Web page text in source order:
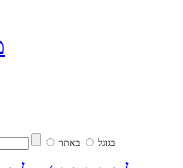
בגוגל באתר